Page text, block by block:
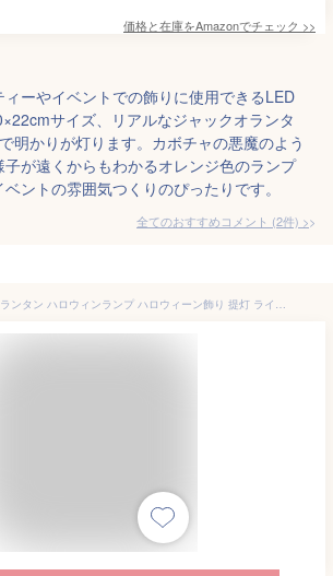
価格と在庫をAmazonでチェック >>
ーやイベントでの飾りに使用できるLED
サイズ、リアルなジャックオランタ
明かりが灯ります。カボチャの悪魔のよう
が遠くからもわかるオレンジ色のランプ
ントの雰囲気つくりのぴったりです。
全てのおすすめコメント (2件) >
LED ハロウィンランタン ハロウィンランプ ハロウィーン飾り 提灯 ライトランタン 置物 装飾 ライト 電池式 雰囲気作り DIY ハロウィン 飾り物 照明飾り おしゃれ 室内 パーティ イベント お化け屋敷 小道具 (カボチャ)